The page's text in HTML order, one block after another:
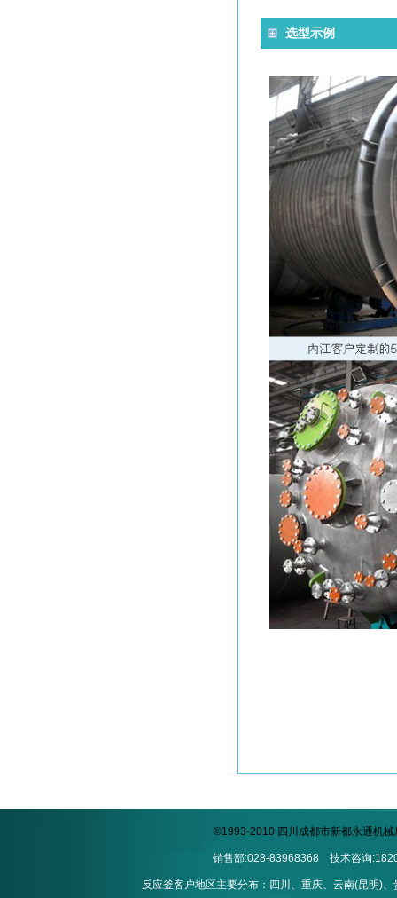
选型示例
©1993-2010 四川成都市新都永通机
销售部:028-83968368 技术咨询
反应釜客户地区主要分布：四川、重庆、云南(昆明)